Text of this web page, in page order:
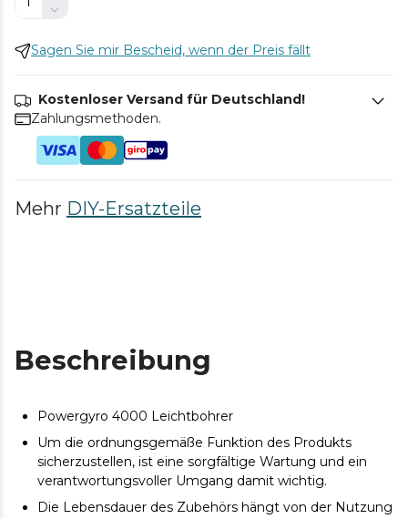
Sagen Sie mir Bescheid, wenn der Preis fällt
Kostenloser Versand für Deutschland!
Zahlungsmethoden.
Mehr DIY-Ersatzteile
Beschreibung
Powergyro 4000 Leichtbohrer
Um die ordnungsgemäße Funktion des Produkts
sicherzustellen, ist eine sorgfältige Wartung und ein
verantwortungsvoller Umgang damit wichtig.
Die Lebensdauer des Zubehörs hängt von der Nutzung